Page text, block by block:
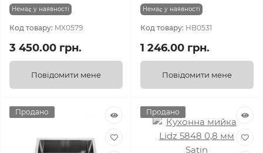
Немає у наявності
Код товару: MX0579
3 450.00 грн.
Повідомити мене
Немає у наявності
Код товару: HB0531
1 246.00 грн.
Повідомити мене
Продано Продано